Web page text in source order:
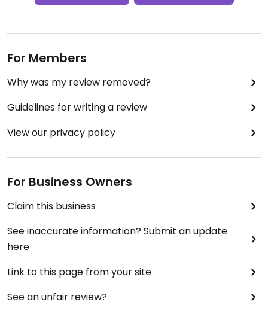
For Members
Why was my review removed?
Guidelines for writing a review
View our privacy policy
For Business Owners
Claim this business
See inaccurate information? Submit an update
here
Link to this page from your site
See an unfair review?